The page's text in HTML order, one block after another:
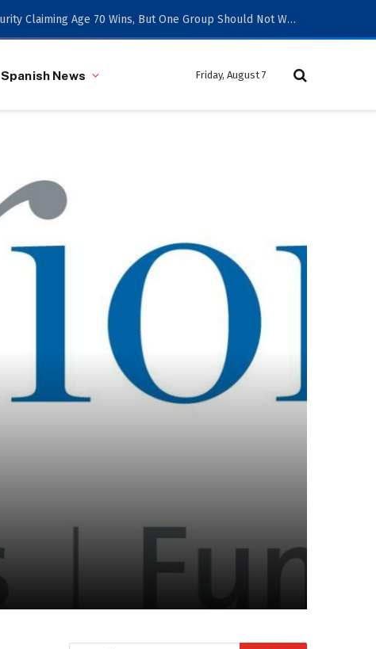
Social Security Claiming Age 70 Wins, But One Group Should Not Wait
Spanish News Friday, August 7